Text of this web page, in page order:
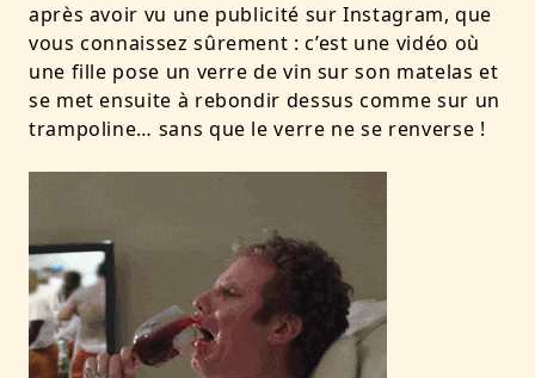
après avoir vu une publicité sur Instagram, que
vous connaissez sûrement : c’est une vidéo où
une fille pose un verre de vin sur son matelas et
se met ensuite à rebondir dessus comme sur un
trampoline… sans que le verre ne se renverse !